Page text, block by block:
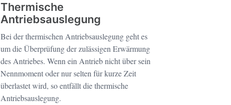
Thermische
Antriebsauslegung
Bei der thermischen Antriebsauslegung geht es
um die Überprüfung der zulässigen Erwärmung
des Antriebes. Wenn ein Antrieb nicht über sein
Nennmoment oder nur selten für kurze Zeit
überlastet wird, so entfällt die thermische
Antriebsauslegung.